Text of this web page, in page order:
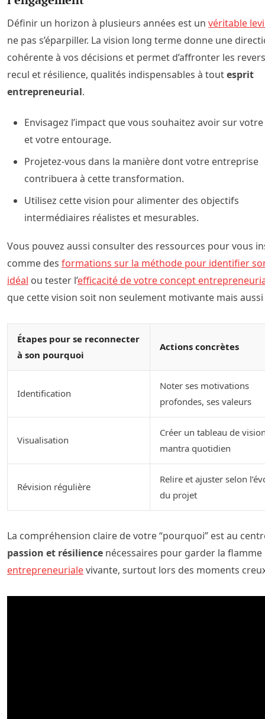
Définir un horizon à plusieurs années est un véritable
ne pas s’éparpiller. La vision long terme donne une
cohérente à vos décisions et permet d’affronter les
recul et résilience, qualités indispensables à toutesprit
entrepreneurial.
Envisagez l’impact que vous souhaitez avoir sur
et votre entourage.
Projetez-vous dans la manière dont votre entreprise
contribuera à cette transformation.
Utilisez cette vision pour alimenter des objectifs
intermédiaires réalistes et mesurables.
Vous pouvez aussi consulter des ressources pour vous
comme des formations sur la méthode pour identifier
idéal ou tester l’efficacité de votre concept
que cette vision soit non seulement motivante mais aussi
Étapes pour se reconnecter
à son pourquoi
Actions concrètes
Identification
Noter ses motivations
profondes, ses valeurs
Visualisation
Créer un tableau de
mantra quotidien
Révision régulière
Relire et ajuster selon
du projet
La compréhension claire de votre “pourquoi” est au
passion et résilience nécessaires pour garder la flamme
entrepreneurialevivante, surtout lors des moments